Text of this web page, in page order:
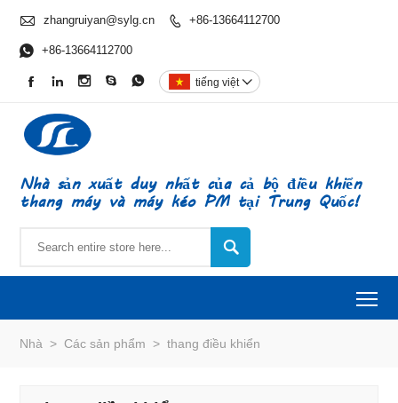
 zhangruiyan@sylg.cn  +86-13664112700
 +86-13664112700
     tiếng việt 
Nhà sản xuất duy nhất của cả bộ điều khiển
thang máy và máy kéo PM tại Trung Quốc!

Nhà > Các sản phẩm > thang điều khiển